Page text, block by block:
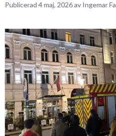
Publicerad 4 maj, 2026 av Ingemar